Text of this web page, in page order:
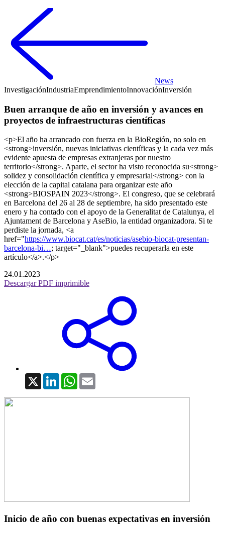
News
InvestigaciónIndustriaEmprendimientoInnovaciónInversión
Buen arranque de año en inversión y avances en
proyectos de infraestructuras científicas
<p>El año ha arrancado con fuerza en la BioRegión, no solo en
<strong>inversión, nuevas iniciativas científicas y la cada vez más
evidente apuesta de empresas extranjeras por nuestro
territorio</strong>. Aparte, el sector ha visto reconocida su<strong>
solidez y consolidación científica y empresarial</strong> con la
elección de la capital catalana para organizar este año
<strong>BIOSPAIN 2023</strong>. El congreso, que se celebrará
en Barcelona del 26 al 28 de septiembre, ha sido presentado este
enero y ha contado con el apoyo de la Generalitat de Catalunya, el
Ajuntament de Barcelona y AseBio, la entidad organizadora. Si te
perdiste la jornada, <a
href="https://www.biocat.cat/es/noticias/asebio-biocat-presentan-
barcelona-bi…; target="_blank">puedes recuperarla en este
artículo</a>.</p>
24.01.2023
Descargar PDF imprimible
X LinkedInWhatsApp
Inicio de año con buenas expectativas en inversión